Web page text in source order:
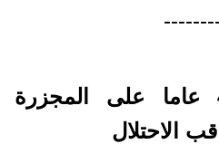
وشاتيلا.. 42 عاما على المجزرة
الاحتلال